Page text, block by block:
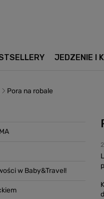
JEDZENIE I
Pora na robale
w Baby&Travel!